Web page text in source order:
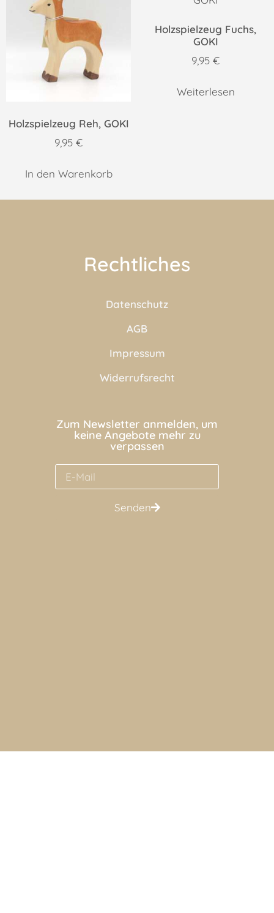
Holzspielzeug Reh, GOKI
9,95 €
In den Warenkorb
Holzspielzeug Fuchs,
GOKI
9,95 €
Weiterlesen
Rechtliches
Datenschutz
AGB
Impressum
Widerrufsrecht
Zum Newsletter anmelden, um
keine Angebote mehr zu
verpassen
Senden